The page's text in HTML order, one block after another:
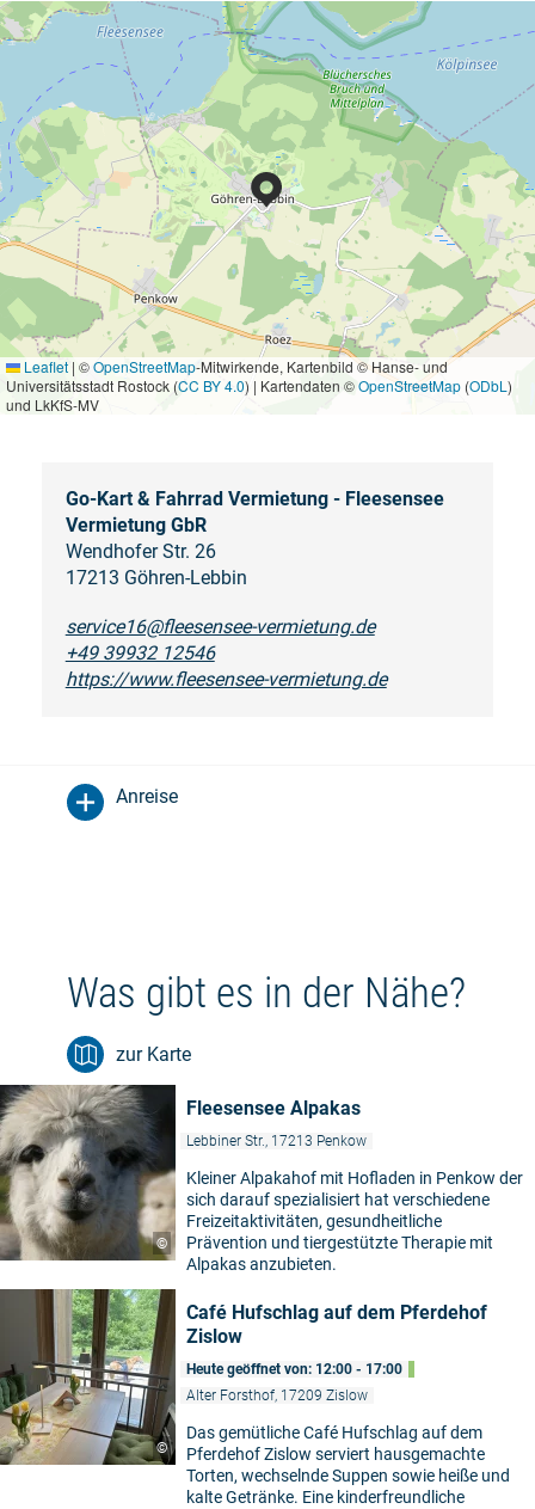
Leaflet | ©OpenStreetMap-Mitwirkende, Kartenbild © Hanse- und
Universitätsstadt Rostock (CC BY 4.0) | Kartendaten ©OpenStreetMap (ODbL )
und LkKfS-MV
Go-Kart & Fahrrad Vermietung - Fleesensee
Vermietung GbR
Wendhofer Str. 26
17213 Göhren-Lebbin
service16@fleesensee-vermietung.de
+49 39932 12546
https://www.fleesensee-vermietung.de
Anreise
Was gibt es in der Nähe?
zur Karte
©
Fleesensee Alpakas
Lebbiner Str., 17213 Penkow
Kleiner Alpakahof mit Hofladen in Penkow der
sich darauf spezialisiert hat verschiedene
Freizeitaktivitäten, gesundheitliche
Prävention und tiergestützte Therapie mit
Alpakas anzubieten.
©
Café Hufschlag auf dem Pferdehof
Zislow
Heute geöffnet von: 12:00 - 17:00
Alter Forsthof, 17209 Zislow
Das gemütliche Café Hufschlag auf dem
Pferdehof Zislow serviert hausgemachte
Torten, wechselnde Suppen sowie heiße und
kalte Getränke. Eine kinderfreundliche